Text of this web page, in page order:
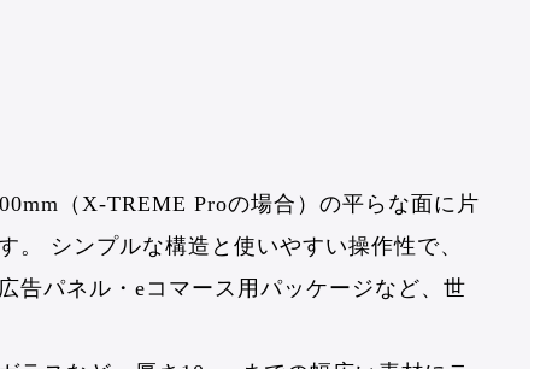
（X-TREME Proの場合）の平らな面に片
シンプルな構造と使いやすい操作性で、
告パネル・eコマース用パッケージなど、世